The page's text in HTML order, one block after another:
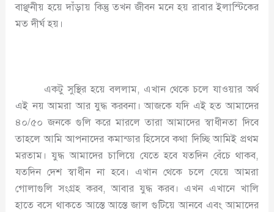
বাঞ্ছনীয় হয়ে দাঁড়ায় কিন্তু তখন জীবন মনে হয় রাবার ইলাস্টিকের
মত দীর্ঘ হয়।
একটু সুস্থির হয়ে বললাম, এখান থেকে চলে যাওয়ার অর্থ
এই নয় আমরা আর যুদ্ধ করবনা। আজকে যদি এই হত আমাদের
৪০/৫০ জনকে গুলি করে মারলে তারা আমাদের স্বাধীনতা দিবে
তাহলে আমি আপনাদের কমান্ডার হিসেবে কথা দিচ্ছি আমিই প্রথম
মরতাম। যুদ্ধ আমাদের চালিয়ে যেতে হবে যতদিন বেঁচে থাকব,
যতদিন দেশ স্বাধীন না হবে। এখান থেকে চলে যেয়ে আমরা
গোলাগুলি সংগ্রহ করব, আবার যুদ্ধ করব। এখন এখানে খালি
হাতে বসে থাকতে আস্তে আস্তে জাল গুটিয়ে আনবে এবং আমাদের